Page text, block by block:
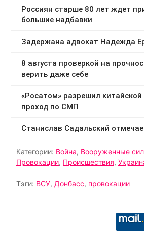
Категории: Война, Вооруженные
Провокации, Происшествия,
Тэги: ВСУ, Донбасс, провокации